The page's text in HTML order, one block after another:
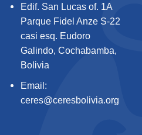
Edif. San Lucas of. 1A
Parque Fidel Anze S-22
casi esq. Eudoro
Galindo, Cochabamba,
Bolivia
Email:
ceres@ceresbolivia.org